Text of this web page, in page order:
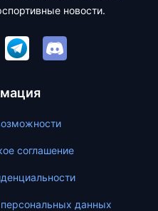
новости.
соглашение
данных